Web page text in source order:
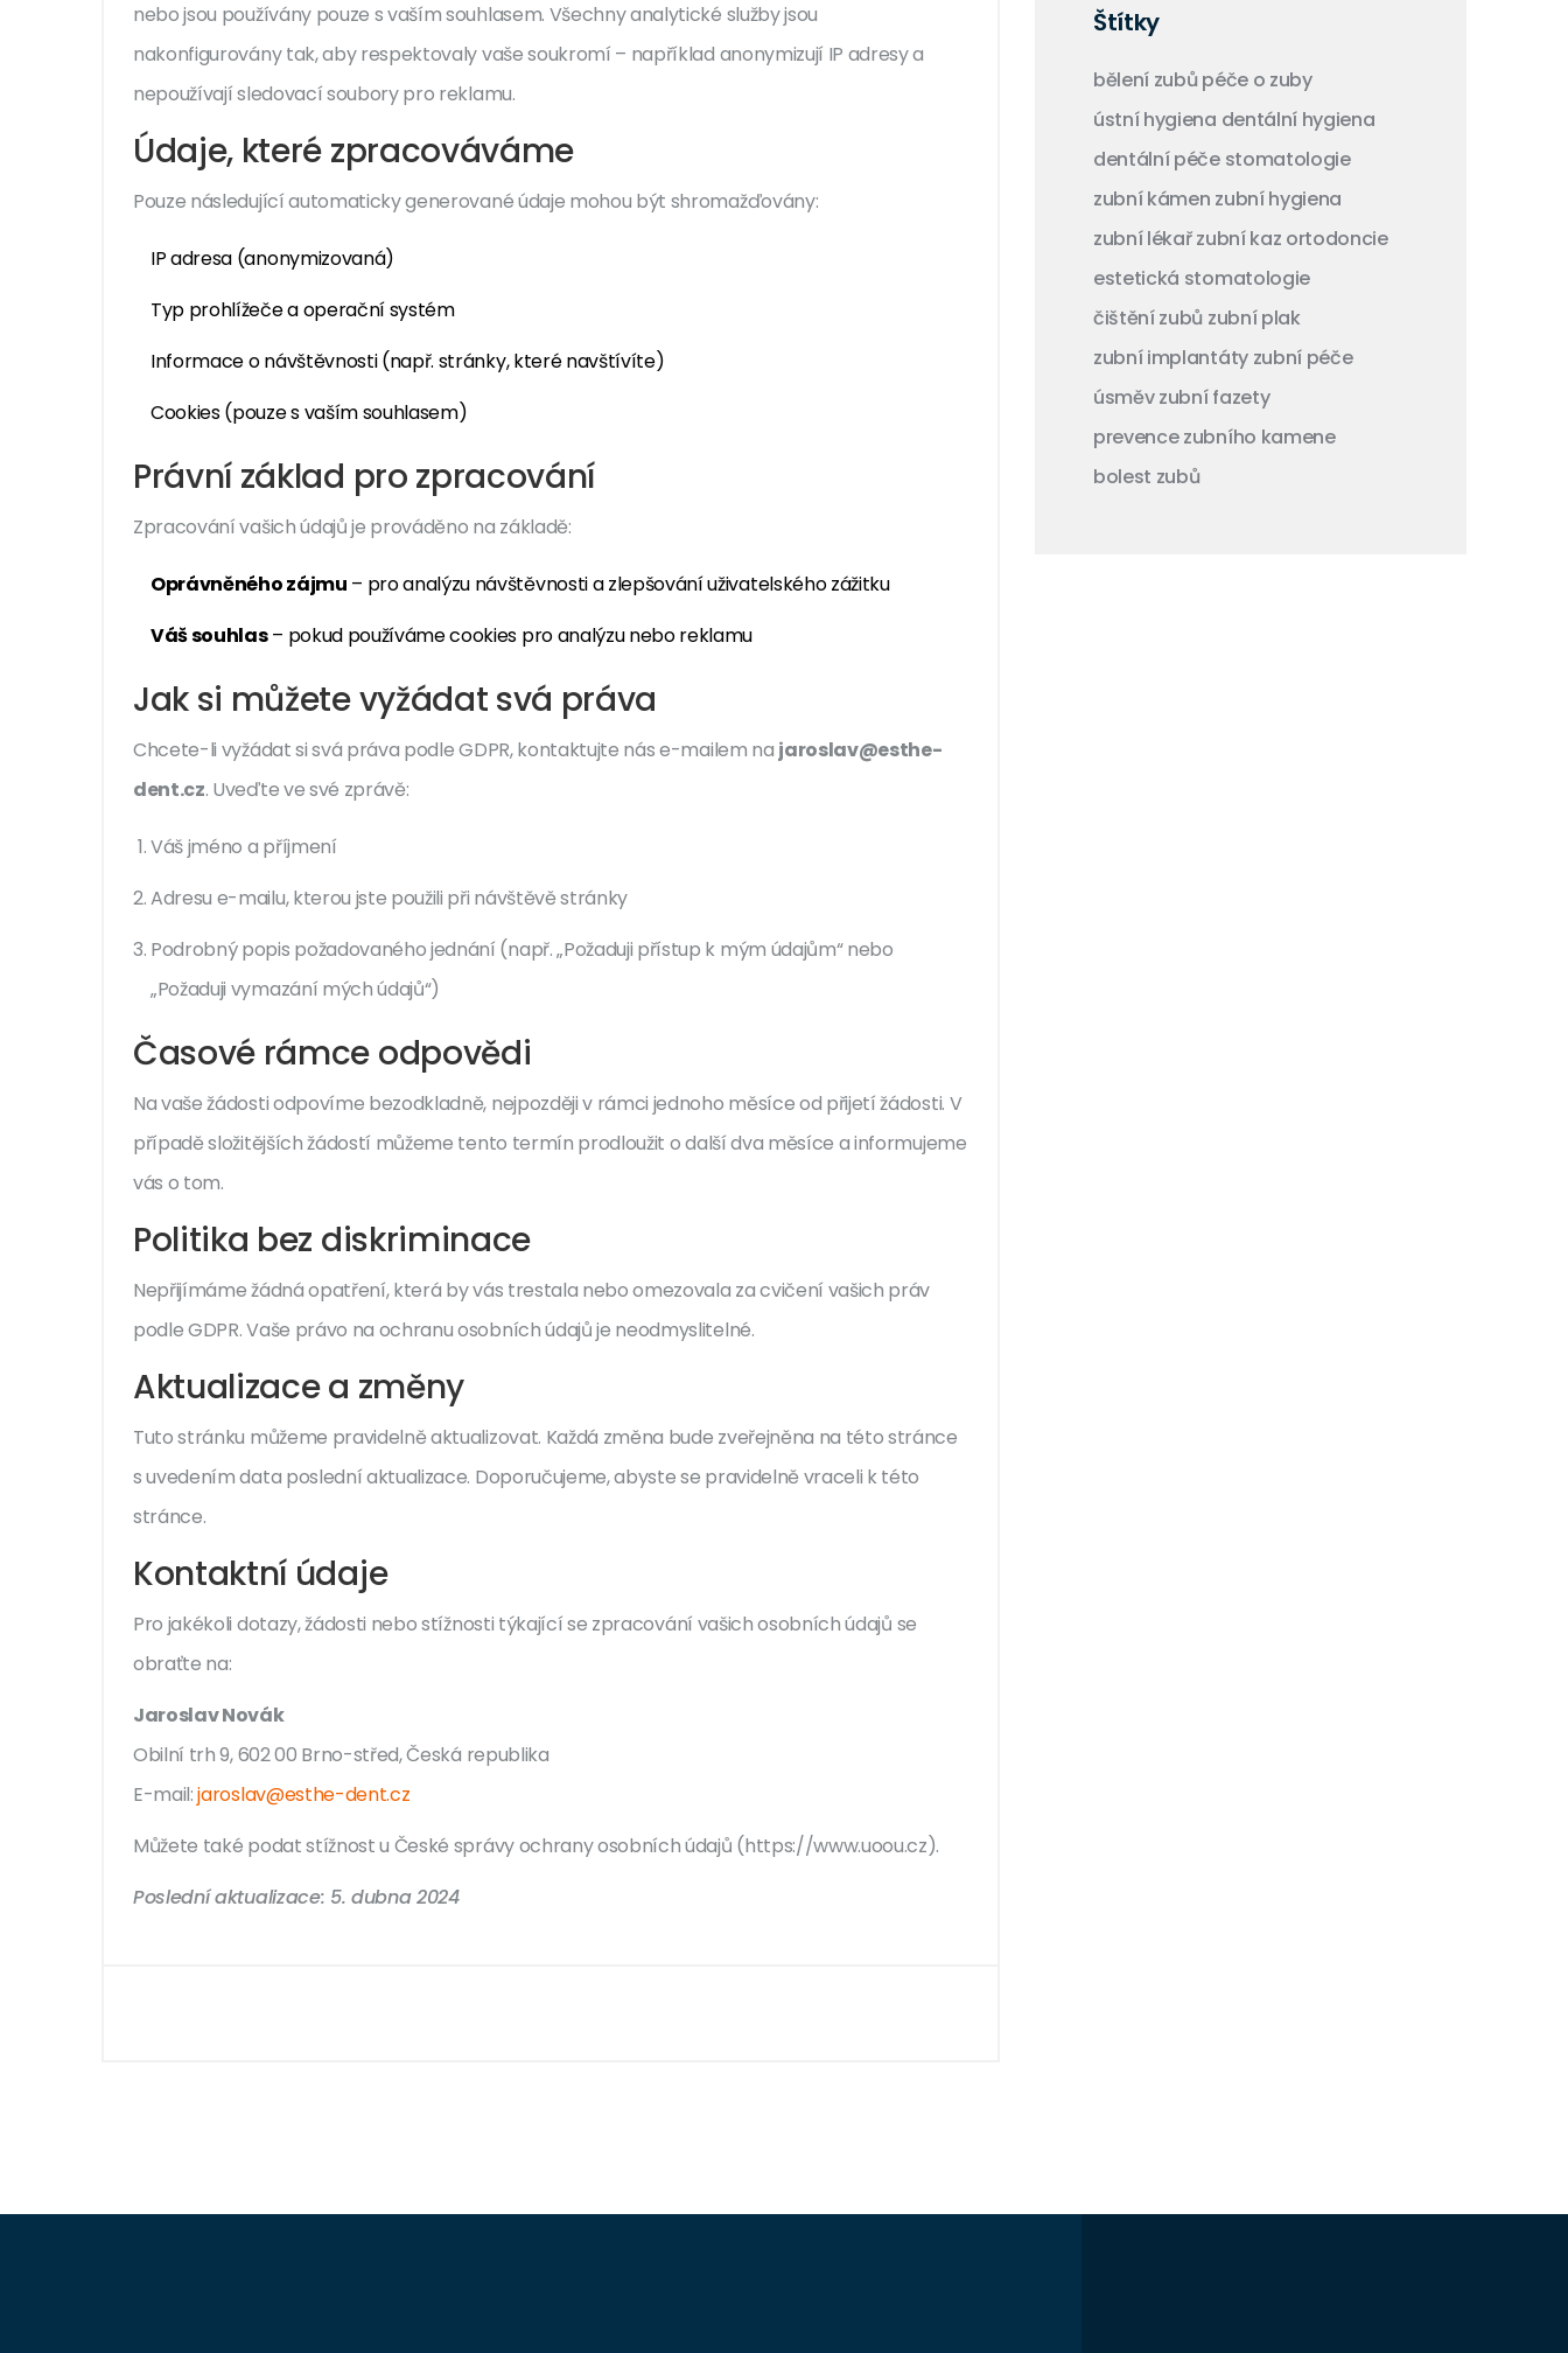
nebo jsou používány pouze s vaším souhlasem. Všechny analytické služby jsou
nakonfigurovány tak, aby respektovaly vaše soukromí – například anonymizují IP adresy a
nepoužívají sledovací soubory pro reklamu.
Údaje, které zpracováváme
Pouze následující automaticky generované údaje mohou být shromažďovány:
IP adresa (anonymizovaná)
Typ prohlížeče a operační systém
Informace o návštěvnosti (např. stránky, které navštívíte)
Cookies (pouze s vaším souhlasem)
Právní základ pro zpracování
Zpracování vašich údajů je prováděno na základě:
Oprávněného zájmu – pro analýzu návštěvnosti a zlepšování uživatelského zážitku
Váš souhlas– pokud používáme cookies pro analýzu nebo reklamu
Jak si můžete vyžádat svá práva
Chcete-li vyžádat si svá práva podle GDPR, kontaktujte nás e-mailem na jaroslav@esthe-
dent.cz. Uveďte ve své zprávě:
Váš jméno a příjmení
Adresu e-mailu, kterou jste použili při návštěvě stránky
Podrobný popis požadovaného jednání (např. „Požaduji přístup k mým údajům“ nebo
„Požaduji vymazání mých údajů“)
Časové rámce odpovědi
Na vaše žádosti odpovíme bezodkladně, nejpozději v rámci jednoho měsíce od přijetí žádosti. V
případě složitějších žádostí můžeme tento termín prodloužit o další dva měsíce a informujeme
vás o tom.
Politika bez diskriminace
Nepřijímáme žádná opatření, která by vás trestala nebo omezovala za cvičení vašich práv
podle GDPR. Vaše právo na ochranu osobních údajů je neodmyslitelné.
Aktualizace a změny
Tuto stránku můžeme pravidelně aktualizovat. Každá změna bude zveřejněna na této stránce
s uvedením data poslední aktualizace. Doporučujeme, abyste se pravidelně vraceli k této
stránce.
Kontaktní údaje
Pro jakékoli dotazy, žádosti nebo stížnosti týkající se zpracování vašich osobních údajů se
obraťte na:
Jaroslav Novák
Obilní trh 9, 602 00 Brno-střed, Česká republika
E-mail:jaroslav@esthe-dent.cz
Můžete také podat stížnost u České správy ochrany osobních údajů (https://www.uoou.cz).
Poslední aktualizace: 5. dubna 2024
Štítky
bělení zubů péče o zuby
ústní hygiena dentální hygiena
dentální péče stomatologie
zubní kámen zubní hygiena
zubní lékařzubní kaz ortodoncie
estetická stomatologie
čištění zubů zubní plak
zubní implantáty zubní péče
úsměvzubní fazety
prevence zubního kamene
bolest zubů